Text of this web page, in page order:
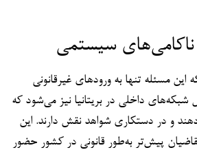
ناکامی‌های سیستمی
مسئله تنها به ورودهای غیرقانونی
داخلی در بریتانیا نیز می‌شود که
و در دستکاری شواهد نقش دارند. این
پیش‌تر به‌طور قانونی در کشور حضور